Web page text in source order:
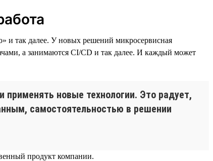
и так далее. У новых решений микросервисная
а занимаются CI/CD и так далее. И каждый может
новые технологии. Это радует,
самостоятельностью в решении
продукт компании.